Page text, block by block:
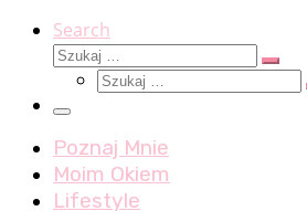
Search
Szukaj
Szukaj
Szukaj
Menu
Poznaj Mnie
Moim Okiem
Lifestyle